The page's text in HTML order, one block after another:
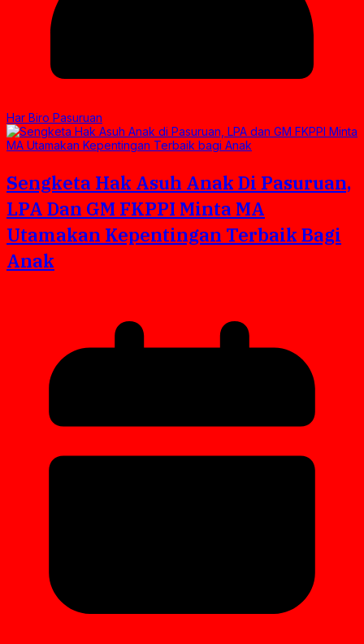
Har Biro Pasuruan
Sengketa Hak Asuh Anak Di Pasuruan,
LPA Dan GM FKPPI Minta MA
Utamakan Kepentingan Terbaik Bagi
Anak